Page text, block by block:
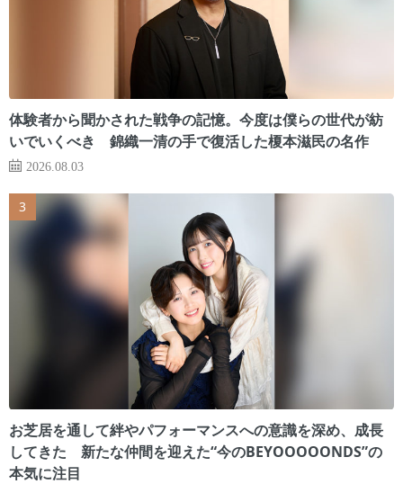
体験者から聞かされた戦争の記憶。今度は僕らの世代が紡
いでいくべき 錦織一清の手で復活した榎本滋民の名作
2026.08.03
お芝居を通して絆やパフォーマンスへの意識を深め、成長
してきた 新たな仲間を迎えた“今のBEYOOOOONDS”の
本気に注目